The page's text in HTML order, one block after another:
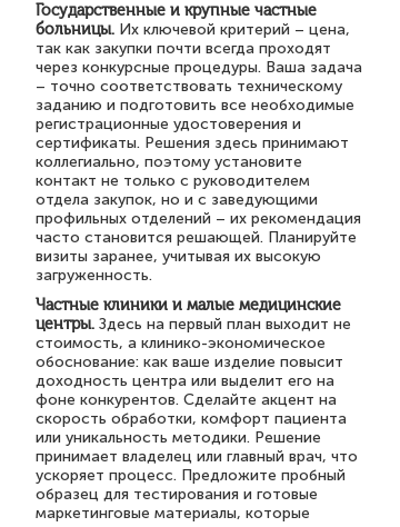
Государственные и крупные частные
больницы. Их ключевой критерий – цена,
так как закупки почти всегда проходят
через конкурсные процедуры. Ваша задача
– точно соответствовать техническому
заданию и подготовить все необходимые
регистрационные удостоверения и
сертификаты. Решения здесь принимают
коллегиально, поэтому установите
контакт не только с руководителем
отдела закупок, но и с заведующими
профильных отделений – их рекомендация
часто становится решающей. Планируйте
визиты заранее, учитывая их высокую
загруженность.
Частные клиники и малые медицинские
центры. Здесь на первый план выходит не
стоимость, а клинико-экономическое
обоснование: как ваше изделие повысит
доходность центра или выделит его на
фоне конкурентов. Сделайте акцент на
скорость обработки, комфорт пациента
или уникальность методики. Решение
принимает владелец или главный врач, что
ускоряет процесс. Предложите пробный
образец для тестирования и готовые
маркетинговые материалы, которые